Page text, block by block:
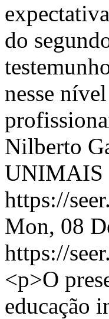
do
nesse
Nilberto
UNIMAIS
https://
Mon, 08
https://
<p>O
educação